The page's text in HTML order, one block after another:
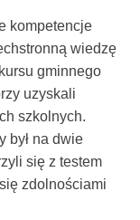
kompetencje
wiedzę
gminnego
uzyskali
szkolnych.
był na dwie
się z testem
zdolnościami